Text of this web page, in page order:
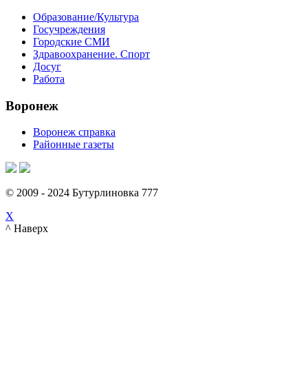
Образование/Культура
Госучреждения
Городские СМИ
Здравоохранение. Спорт
Досуг
Работа
Воронеж
Воронеж справка
Районные газеты
© 2009 - 2024 Бутурлиновка 777
X
^ Наверх